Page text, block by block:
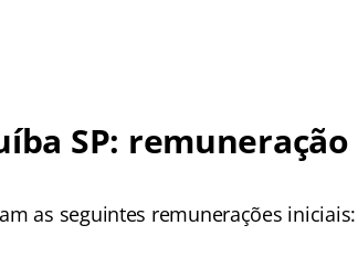
SP: remuneração
as seguintes remunerações iniciais: